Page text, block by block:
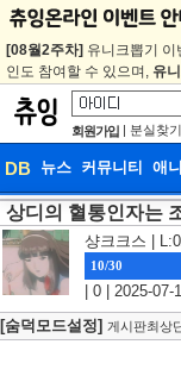
[08월2주차] 유니크뽑기
인도 참여할 수 있으며, 유
회원가입 | 분실찾기
DB 뉴스 커뮤니티 애
DB
웹툰
상디의 혈통인자는
샹크크스 |
10/30
| 0 | 2025-07-
[숨덕모드설정] 게시판최상